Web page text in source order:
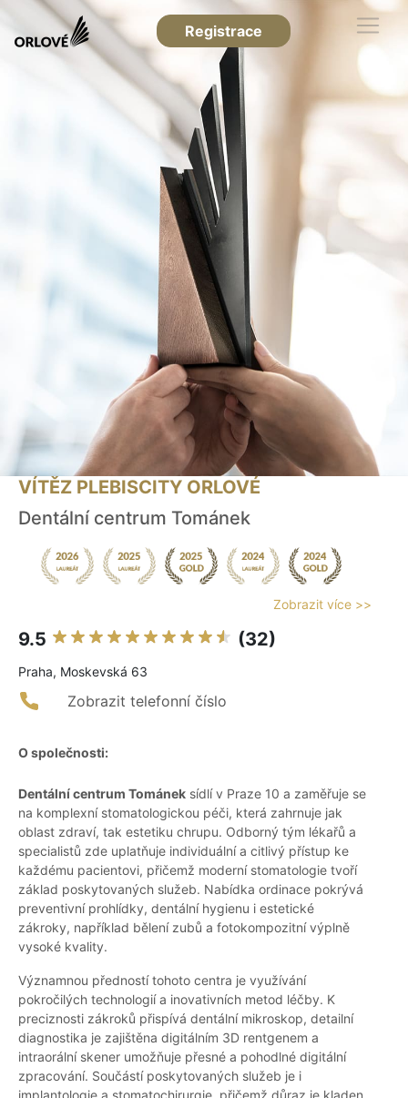
Registrace
VÍTĚZ PLEBISCITY ORLOVÉ
Dentální centrum Tománek
Zobrazit více >>
9.5 (32)
Praha, Moskevská 63
Zobrazit telefonní číslo
O společnosti:
Dentální centrum Tománek sídlí v Praze 10 a zaměřuje se
na komplexní stomatologickou péči, která zahrnuje jak
oblast zdraví, tak estetiku chrupu. Odborný tým lékařů a
specialistů zde uplatňuje individuální a citlivý přístup ke
každému pacientovi, přičemž moderní stomatologie tvoří
základ poskytovaných služeb. Nabídka ordinace pokrývá
preventivní prohlídky, dentální hygienu i estetické
zákroky, například bělení zubů a fotokompozitní výplně
vysoké kvality.
Významnou předností tohoto centra je využívání
pokročilých technologií a inovativních metod léčby. K
preciznosti zákroků přispívá dentální mikroskop, detailní
diagnostika je zajištěna digitálním 3D rentgenem a
intraorální skener umožňuje přesné a pohodlné digitální
zpracování. Součástí poskytovaných služeb je i
implantologie a stomatochirurgie, přičemž důraz je kladen